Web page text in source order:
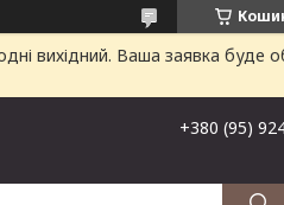
вихідний. Ваша заявка буде
+380 (95)